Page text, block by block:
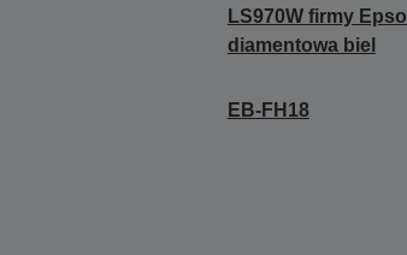
LS970W firmy
diamentowa biel
EB-FH18